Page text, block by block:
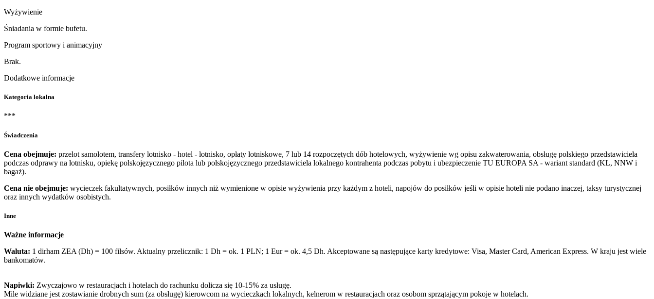
Wyżywienie
Śniadania w formie bufetu.
Program sportowy i animacyjny
Brak.
Dodatkowe informacje
Kategoria lokalna
***
Świadczenia
Cena obejmuje: przelot samolotem, transfery lotnisko - hotel - lotnisko, opłaty lotniskowe, 7 lub 14 rozpoczętych dób hotelowych, wyżywienie wg opisu zakwaterowania, obsługę polskiego przedstawiciela
podczas odprawy na lotnisku, opiekę polskojęzycznego pilota lub polskojęzycznego przedstawiciela lokalnego kontrahenta podczas pobytu i ubezpieczenie TU EUROPA SA - wariant standard (KL, NNW i
bagaż).
Cena nie obejmuje: wycieczek fakultatywnych, posiłków innych niż wymienione w opisie wyżywienia przy każdym z hoteli, napojów do posiłków jeśli w opisie hoteli nie podano inaczej, taksy turystycznej
oraz innych wydatków osobistych.
Inne
Ważne informacje
Waluta: 1 dirham ZEA (Dh) = 100 filsów. Aktualny przelicznik: 1 Dh = ok. 1 PLN; 1 Eur = ok. 4,5 Dh. Akceptowane są następujące karty kredytowe: Visa, Master Card, American Express. W kraju jest wiele
bankomatów.
Napiwki: Zwyczajowo w restauracjach i hotelach do rachunku dolicza się 10-15% za usługę.
Mile widziane jest zostawianie drobnych sum (za obsługę) kierowcom na wycieczkach lokalnych, kelnerom w restauracjach oraz osobom sprzątającym pokoje w hotelach.